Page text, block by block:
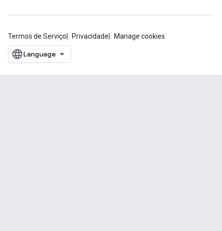
Termos de Serviço Privacidade Manage cookies